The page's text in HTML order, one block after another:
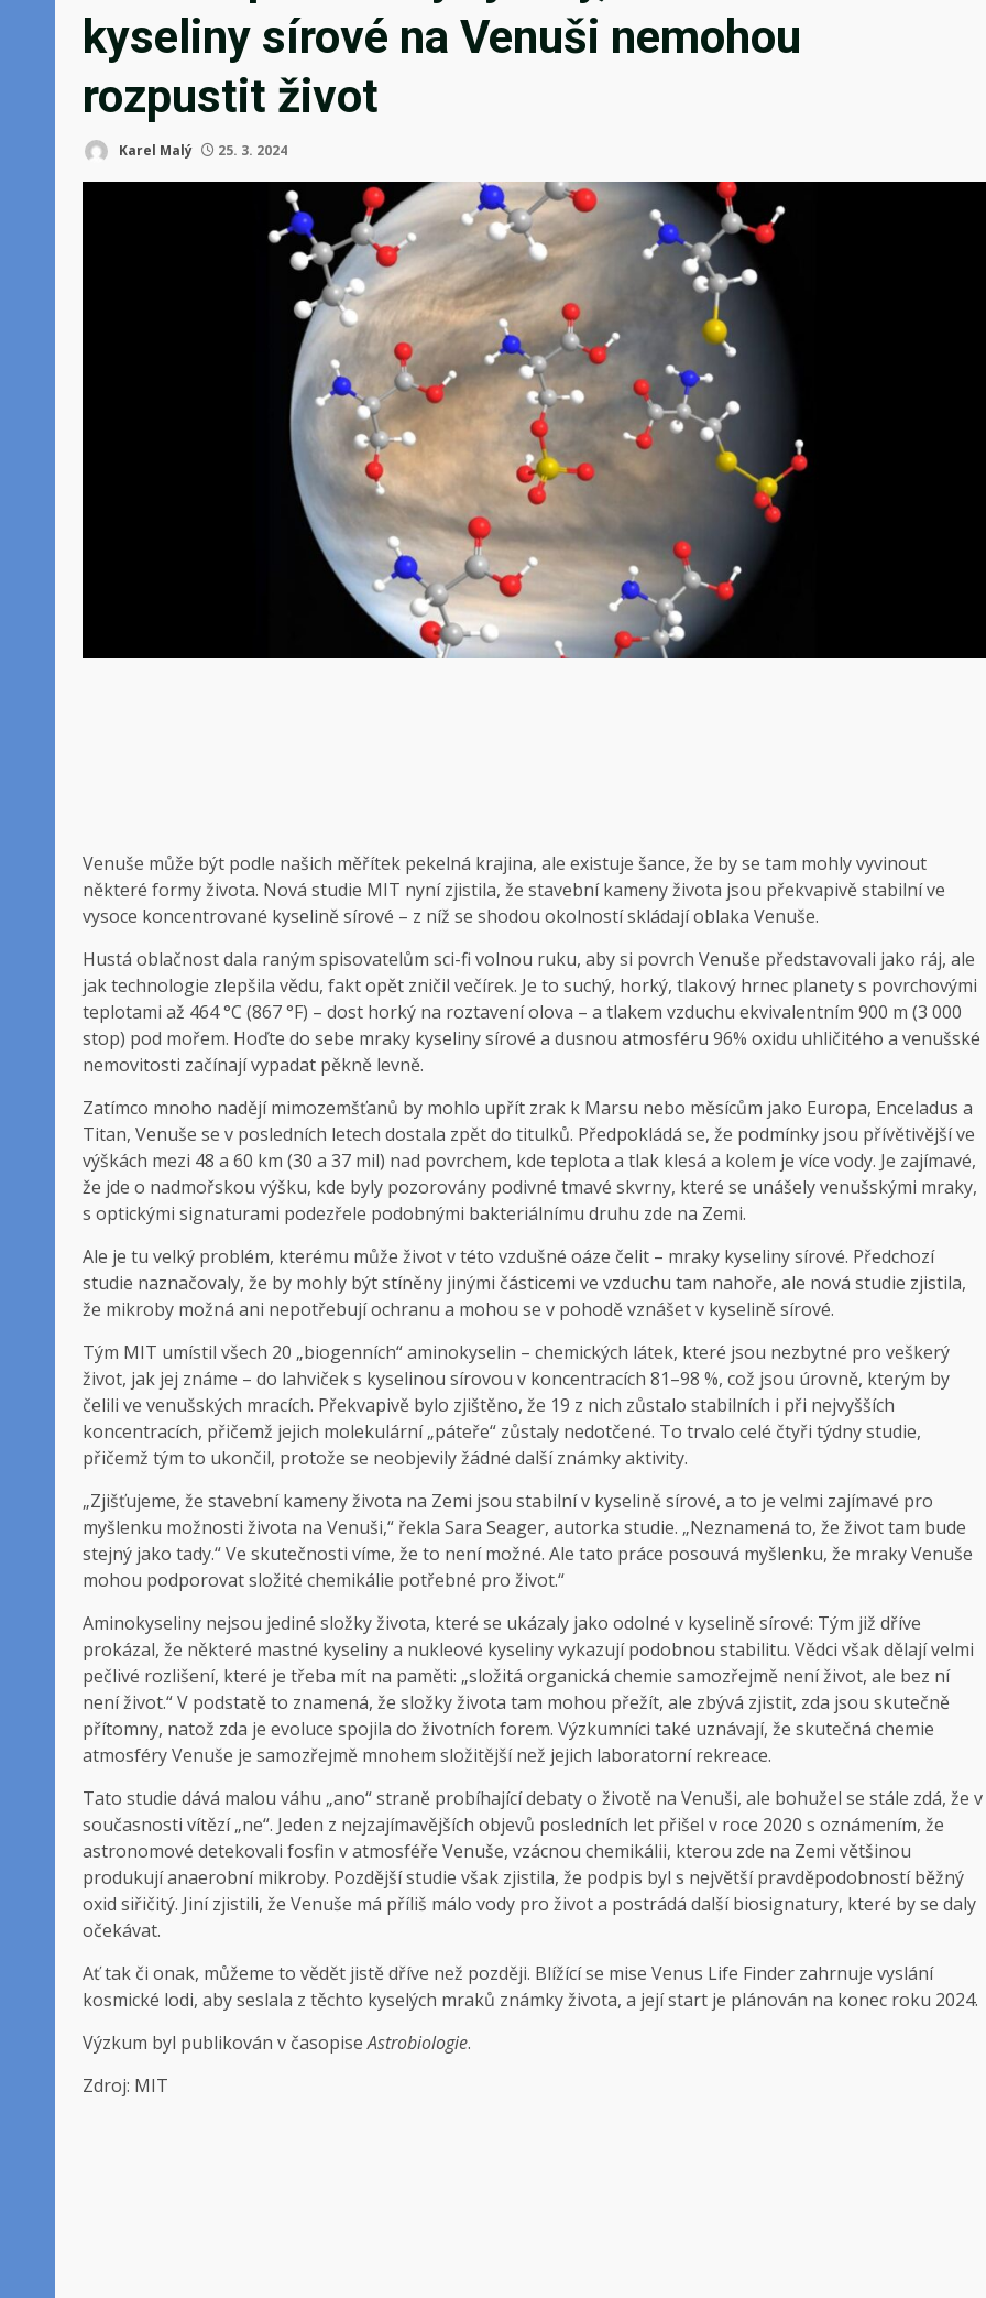
kyseliny sírové na Venuši nemohou
rozpustit život
Karel Malý 25. 3. 2024
Venuše může být podle našich měřítek pekelná krajina, ale existuje šance, že by se tam mohly vyvinout
některé formy života. Nová studie MIT nyní zjistila, že stavební kameny života jsou překvapivě stabilní ve
vysoce koncentrované kyselině sírové – z níž se shodou okolností skládají oblaka Venuše.
Hustá oblačnost dala raným spisovatelům sci-fi volnou ruku, aby si povrch Venuše představovali jako ráj, ale
jak technologie zlepšila vědu, fakt opět zničil večírek. Je to suchý, horký, tlakový hrnec planety s povrchovými
teplotami až 464 °C (867 °F) – dost horký na roztavení olova – a tlakem vzduchu ekvivalentním 900 m (3 000
stop) pod mořem. Hoďte do sebe mraky kyseliny sírové a dusnou atmosféru 96% oxidu uhličitého a venušské
nemovitosti začínají vypadat pěkně levně.
Zatímco mnoho nadějí mimozemšťanů by mohlo upřít zrak k Marsu nebo měsícům jako Europa, Enceladus a
Titan, Venuše se v posledních letech dostala zpět do titulků. Předpokládá se, že podmínky jsou přívětivější ve
výškách mezi 48 a 60 km (30 a 37 mil) nad povrchem, kde teplota a tlak klesá a kolem je více vody. Je zajímavé,
že jde o nadmořskou výšku, kde byly pozorovány podivné tmavé skvrny, které se unášely venušskými mraky,
s optickými signaturami podezřele podobnými bakteriálnímu druhu zde na Zemi.
Ale je tu velký problém, kterému může život v této vzdušné oáze čelit – mraky kyseliny sírové. Předchozí
studie naznačovaly, že by mohly být stíněny jinými částicemi ve vzduchu tam nahoře, ale nová studie zjistila,
že mikroby možná ani nepotřebují ochranu a mohou se v pohodě vznášet v kyselině sírové.
Tým MIT umístil všech 20 „biogenních“ aminokyselin – chemických látek, které jsou nezbytné pro veškerý
život, jak jej známe – do lahviček s kyselinou sírovou v koncentracích 81–98 %, což jsou úrovně, kterým by
čelili ve venušských mracích. Překvapivě bylo zjištěno, že 19 z nich zůstalo stabilních i při nejvyšších
koncentracích, přičemž jejich molekulární „páteře“ zůstaly nedotčené. To trvalo celé čtyři týdny studie,
přičemž tým to ukončil, protože se neobjevily žádné další známky aktivity.
„Zjišťujeme, že stavební kameny života na Zemi jsou stabilní v kyselině sírové, a to je velmi zajímavé pro
myšlenku možnosti života na Venuši,“ řekla Sara Seager, autorka studie. „Neznamená to, že život tam bude
stejný jako tady.“ Ve skutečnosti víme, že to není možné. Ale tato práce posouvá myšlenku, že mraky Venuše
mohou podporovat složité chemikálie potřebné pro život.“
Aminokyseliny nejsou jediné složky života, které se ukázaly jako odolné v kyselině sírové: Tým již dříve
prokázal, že některé mastné kyseliny a nukleové kyseliny vykazují podobnou stabilitu. Vědci však dělají velmi
pečlivé rozlišení, které je třeba mít na paměti: „složitá organická chemie samozřejmě není život, ale bez ní
není život.“ V podstatě to znamená, že složky života tam mohou přežít, ale zbývá zjistit, zda jsou skutečně
přítomny, natož zda je evoluce spojila do životních forem. Výzkumníci také uznávají, že skutečná chemie
atmosféry Venuše je samozřejmě mnohem složitější než jejich laboratorní rekreace.
Tato studie dává malou váhu „ano“ straně probíhající debaty o životě na Venuši, ale bohužel se stále zdá, že v
současnosti vítězí „ne“. Jeden z nejzajímavějších objevů posledních let přišel v roce 2020 s oznámením, že
astronomové detekovali fosfin v atmosféře Venuše, vzácnou chemikálii, kterou zde na Zemi většinou
produkují anaerobní mikroby. Pozdější studie však zjistila, že podpis byl s největší pravděpodobností běžný
oxid siřičitý. Jiní zjistili, že Venuše má příliš málo vody pro život a postrádá další biosignatury, které by se daly
očekávat.
Ať tak či onak, můžeme to vědět jistě dříve než později. Blížící se mise Venus Life Finder zahrnuje vyslání
kosmické lodi, aby seslala z těchto kyselých mraků známky života, a její start je plánován na konec roku 2024.
Výzkum byl publikován v časopiseAstrobiologie.
Zdroj: MIT